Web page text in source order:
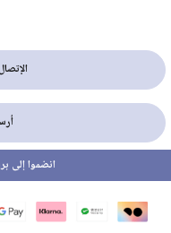
انضموا إلى